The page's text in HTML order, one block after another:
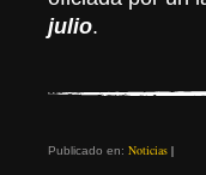
julio.
Publicado en: Noticias |